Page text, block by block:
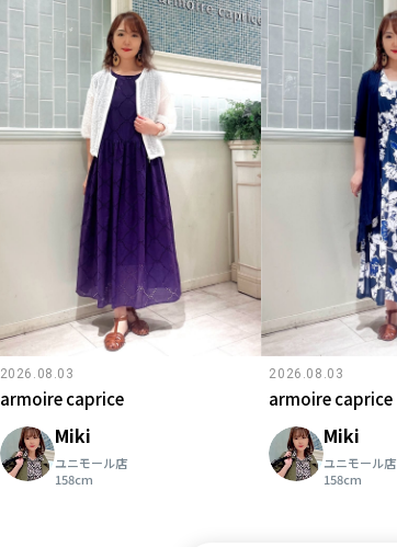
2026.08.03
armoire caprice
Miki
ユニモール店
158cm
2026.08.03
armoire caprice
Miki
ユニモール店
158cm